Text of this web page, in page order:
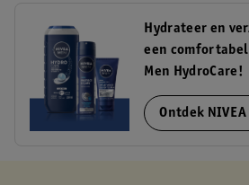
Hydrateer en
een comfortabel
Men HydroCare!
Ontdek